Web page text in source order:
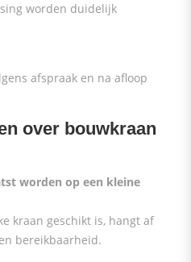
worden duidelijk
afspraak en na afloop
over bouwkraan
worden op een kleine
kraan geschikt is, hangt af
bereikbaarheid.